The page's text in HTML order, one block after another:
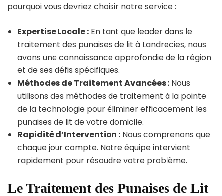
pourquoi vous devriez choisir notre service :
Expertise Locale : En tant que leader dans le
traitement des punaises de lit à Landrecies, nous
avons une connaissance approfondie de la région
et de ses défis spécifiques.
Méthodes de Traitement Avancées : Nous
utilisons des méthodes de traitement à la pointe
de la technologie pour éliminer efficacement les
punaises de lit de votre domicile.
Rapidité d’Intervention : Nous comprenons que
chaque jour compte. Notre équipe intervient
rapidement pour résoudre votre problème.
Le Traitement des Punaises de Lit